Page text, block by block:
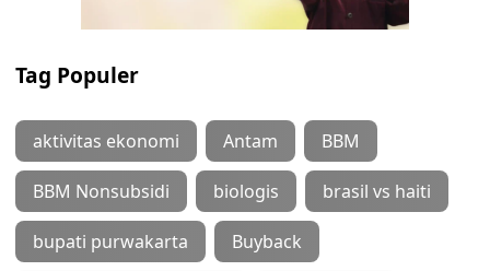
Tag Populer
aktivitas ekonomi Antam BBM
BBM Nonsubsidi biologis brasil vs haiti
bupati purwakarta Buyback